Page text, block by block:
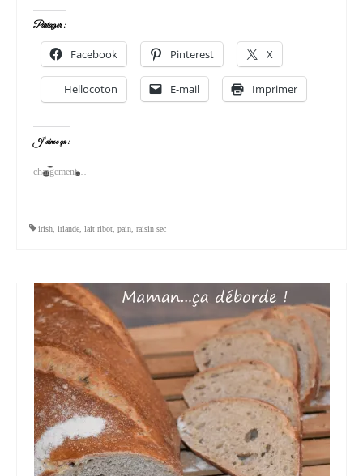
Partager :
Facebook Pinterest X
Hellocoton E-mail Imprimer
J’aime ça :
chargement…
irish irlande lait ribot pain raisin sec